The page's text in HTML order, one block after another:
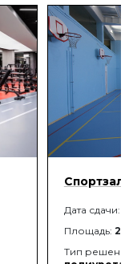
зубчатым
от
Спортзал
Дата сдачи:
Площадь:
Тип решения: